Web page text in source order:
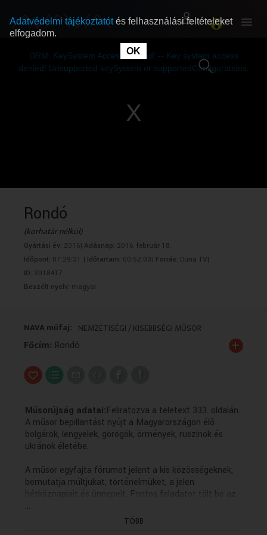
RÓLUNK
RÓLUNK
DRM: KeySystem Access Denied! -- Key system access
denied! Unsupported keySystem or supportedConfigurations.
Rondó
(korhatár nélkül)
Gyártási év: 2016| Adásnap: 2016. február 18.
Időpont: 07:29:31 | Időtartam: 00:52:03| Forrás: Duna TV|
ID: 3018417
Beszélt nyelv: magyar
NAVA műfaj: NEMZETISÉGI / KISEBBSÉGI MŰSOR
Főcím: Rondó +
Műsorújság adatai:Feliratozva a teletext 333. oldalán.
A műsor bepillantást nyújt a Magyarországon élő
bolgárok, lengyelek, görögök, örmények, ruszinok és
ukránok életébe.
A műsor egyfajta fórumot jelent a kis közösségeknek,
bemutatja múltjukat, történelmüket, a jelen
hétköznapjait és ünnepeit. Fontos feladatot tölt be az
anyanyelvi kultúra ápolásában, hiszen a forgatott
anyagok többsége az adott kisebbség nyelvén készül
...
TÖBB
Adatvédelmi tájékoztatótés felhasználási feltételeket
elfogadom.
OK